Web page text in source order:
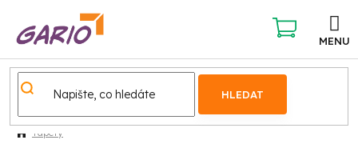
obsah
HLEDAT
NÁKUPNÍ
KOŠÍK
Tapety